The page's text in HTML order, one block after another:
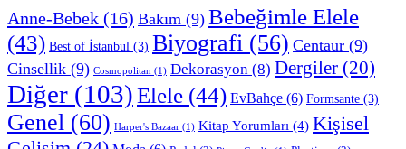
Anne-Bebek (16) Bakım (9) Bebeğimle Elele
(43) Best of İstanbul (3) Biyografi (56) Centaur (9)
Cinsellik (9) Cosmopolitan (1) Dekorasyon (8) Dergiler (20)
Diğer (103)Elele (44) EvBahçe (6) Formsante (3)
Genel (60) Harper's Bazaar (1) Kitap Yorumları (4) Kişisel